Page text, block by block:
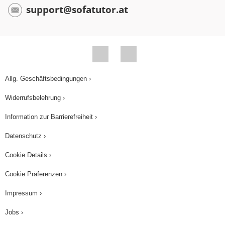
innerartlich Warnrufe aus, wenn sie gutes Futter
bleiben als die Kosten, das ehrliche Signal zu
ignorieren. Das ist der Kosten-Nutzen-Effekt.
leuchtendes Organ vor dem Kopf, das
Beutetieren Futter vorgaukelt. Die angelockten
support@sofatutor.at
Allg. Geschäftsbedingungen ›
Widerrufsbelehrung ›
Information zur Barrierefreiheit ›
Datenschutz ›
Cookie Details ›
Cookie Präferenzen ›
Impressum ›
Jobs ›